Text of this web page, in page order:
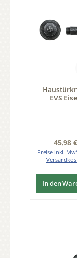
EVS
45,98 €
Preise inkl.
In den